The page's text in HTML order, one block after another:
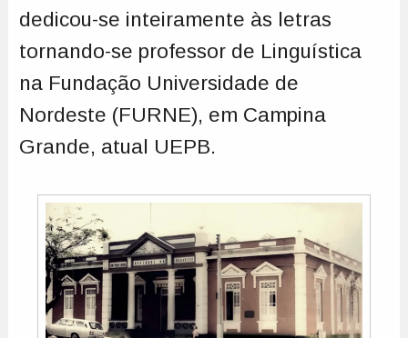
dedicou-se inteiramente às letras
tornando-se professor de Linguística
na Fundação Universidade de
Nordeste (FURNE), em Campina
Grande, atual UEPB.